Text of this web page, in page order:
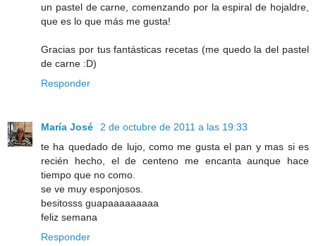
un pastel de carne, comenzando por la espiral de hojaldre,
que es lo que más me gusta!
Gracias por tus fantásticas recetas (me quedo la del pastel
de carne :D)
Responder
María José
2 de octubre de 2011 a las 19:33
te ha quedado de lujo, como me gusta el pan y mas si es
recién hecho, el de centeno me encanta aunque hace
tiempo que no como.
se ve muy esponjosos.
besitosss guapaaaaaaaaa
feliz semana
Responder